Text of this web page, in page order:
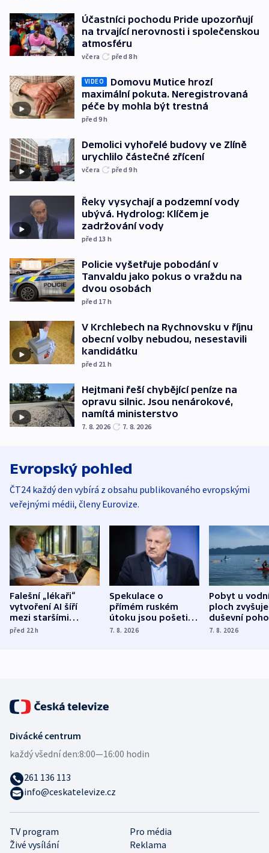
Účastníci pochodu Pride upozorňují
na trvající nerovnosti i společenskou
atmosféru
včera před 8h
VIDEO
Domovu Mutice hrozí
maximální pokuta. Neregistrovaná
péče by mohla být trestná
před 9h
Demolici vyhořelé budovy ve Zlíně
urychlilo částečné zřícení
včera před 9h
Řeky vysychají a podzemní vody
ubývá. Hydrolog: Klíčem je
zadržování vody
před 13 h
Policie vyšetřuje pobodání v
Tanvaldu jako pokus o vraždu na
dvou osobách
před 17 h
V Krchlebech na Rychnovsku v říjnu
obecní volby nebudou, nesestavili
kandidátku
před 21 h
Hejtmani řeší chybějící peníze na
opravu silnic. Jsou nenárokové,
namítá ministerstvo
7. 8. 2026 7. 8. 2026
Evropský pohled
ČT24 každý den vybírá z obsahu publikovaného evropskými
veřejnými médii, členy Eurovize.
Falešní „lékaři“
vytvoření AI šíří
mezi staršími
Poláky nebezpečné
před 22h
Spekulace o
přímém ruském
útoku jsou pošetilé,
míní estonský
7. 8. 2026
Pobyt u
ploch zvyšuje
duševní
ukázala
7. 8. 2026
TV program
Pro média
Živé vysílání
Reklama
Divácké centrum
každý všední den:8:00—16:00 hodin
261 136 113
info@ceskatelevize.cz